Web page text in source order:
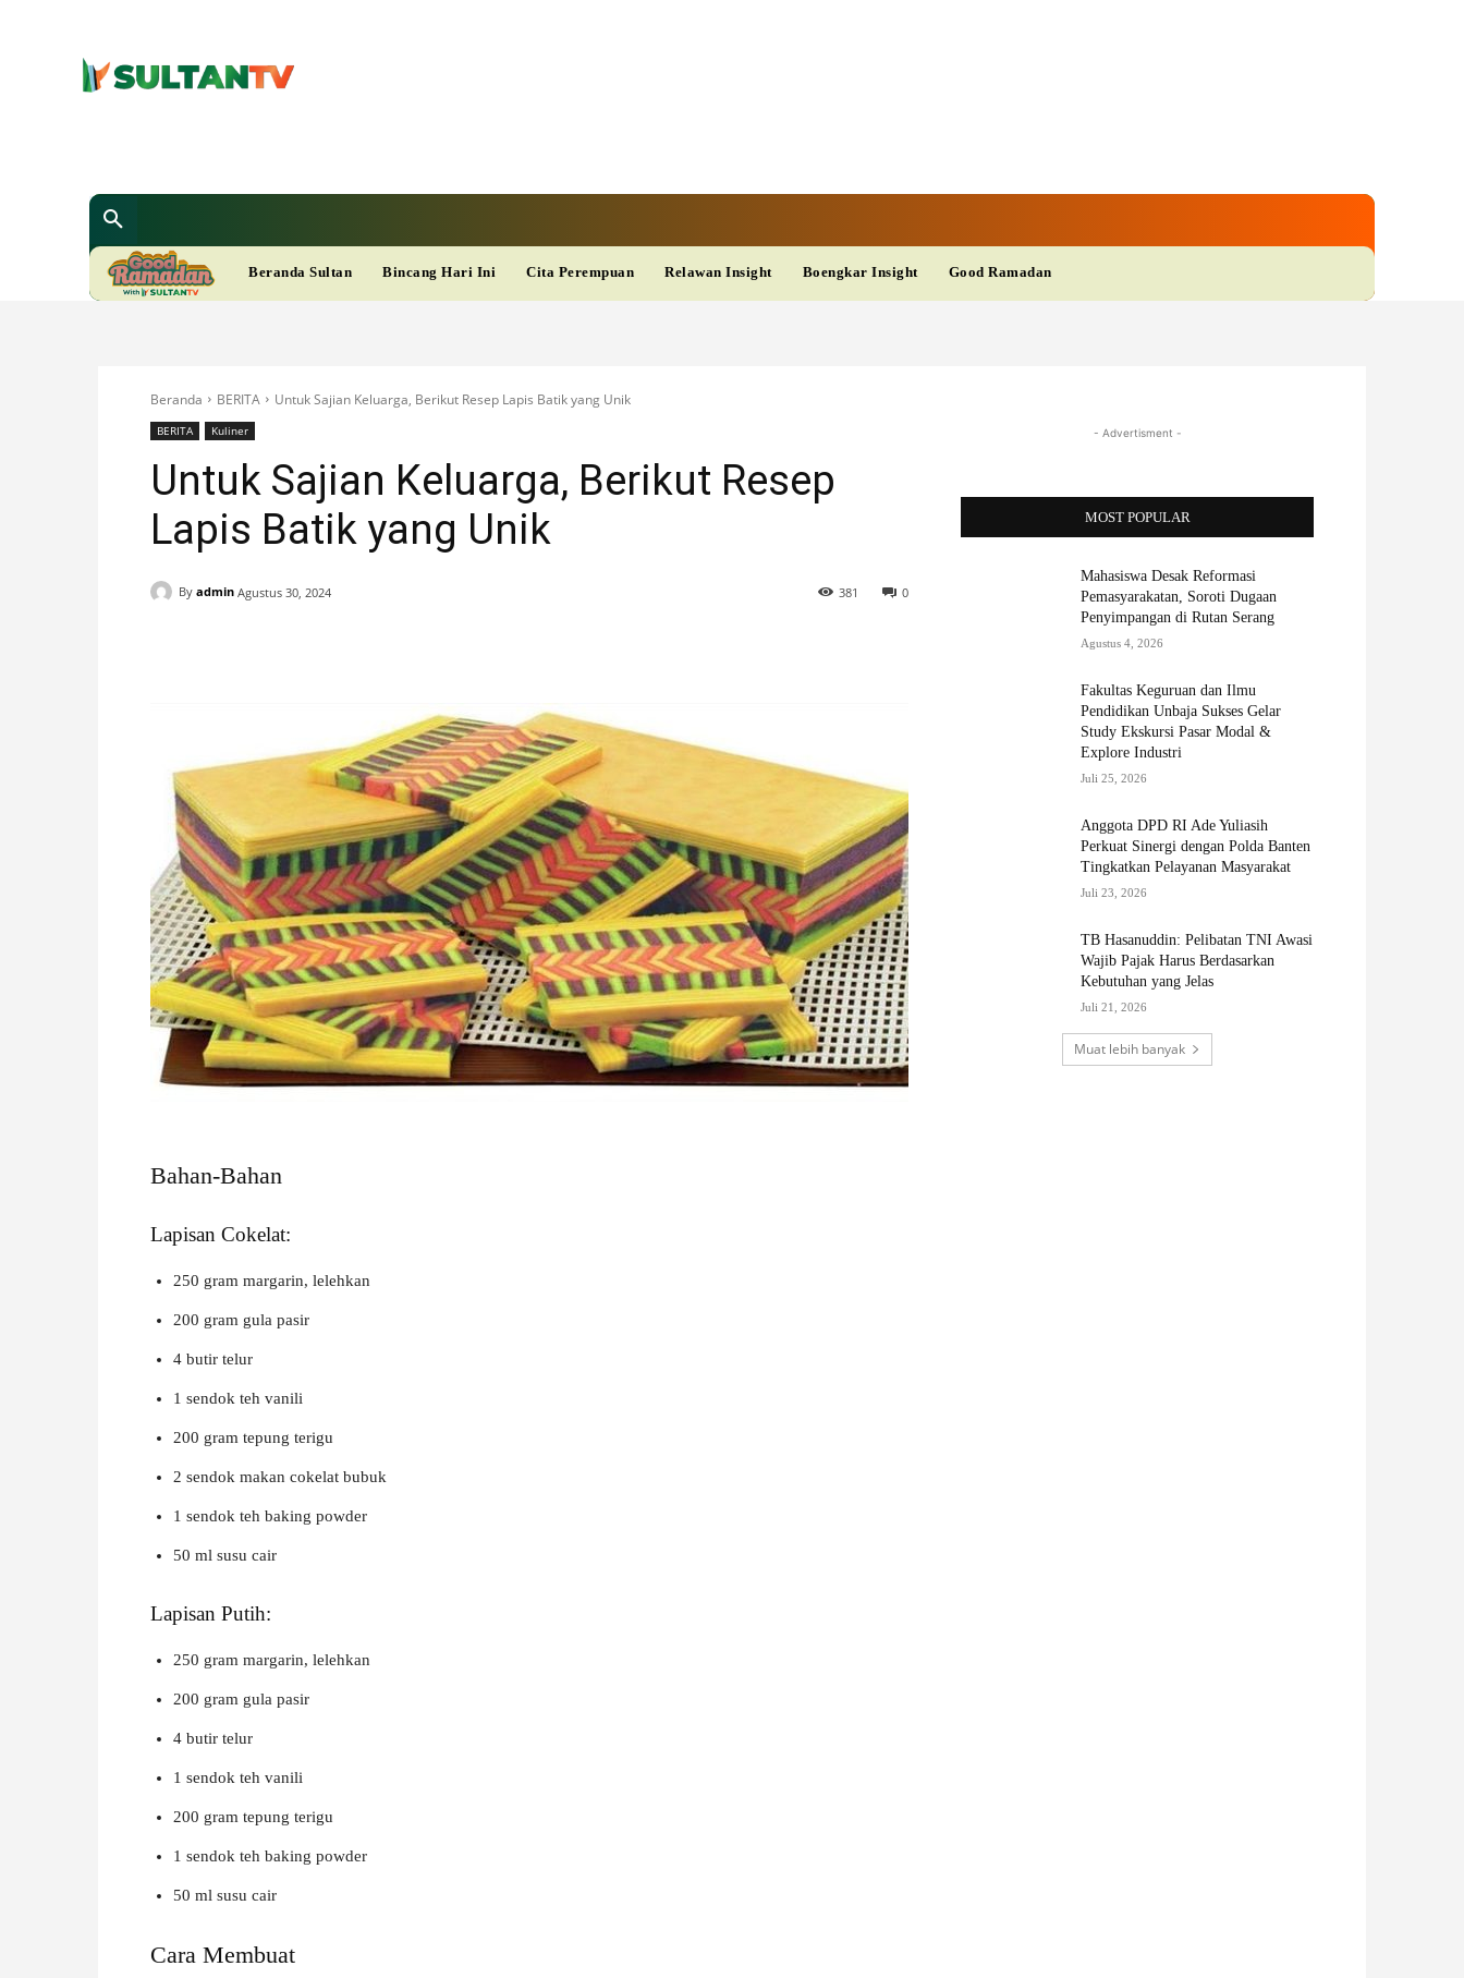
A
A
I
M
E
W
A
Beranda Sultan Bincang Hari Ini Cita Perempuan Relawan Insight Boengkar Insight Good Ramadan
Beranda BERITA Untuk Sajian Keluarga, Berikut Resep Lapis Batik yang Unik
BERITA Kuliner
Untuk Sajian Keluarga, Berikut Resep
Lapis Batik yang Unik
By admin Agustus 30, 2024 0
381
Bahan-Bahan
Lapisan Cokelat:
250 gram margarin, lelehkan
200 gram gula pasir
4 butir telur
1 sendok teh vanili
200 gram tepung terigu
2 sendok makan cokelat bubuk
1 sendok teh baking powder
50 ml susu cair
Lapisan Putih:
250 gram margarin, lelehkan
200 gram gula pasir
4 butir telur
1 sendok teh vanili
200 gram tepung terigu
1 sendok teh baking powder
50 ml susu cair
Cara Membuat
- Advertisment -
MOST POPULAR
Mahasiswa Desak Reformasi
Pemasyarakatan, Soroti Dugaan
Penyimpangan di Rutan Serang
Agustus 4, 2026
Fakultas Keguruan dan Ilmu
Pendidikan Unbaja Sukses Gelar
Study Ekskursi Pasar Modal &
Explore Industri
Juli 25, 2026
Anggota DPD RI Ade Yuliasih
Perkuat Sinergi dengan Polda Banten
Tingkatkan Pelayanan Masyarakat
Juli 23, 2026
TB Hasanuddin: Pelibatan TNI Awasi
Wajib Pajak Harus Berdasarkan
Kebutuhan yang Jelas
Juli 21, 2026
Muat lebih banyak